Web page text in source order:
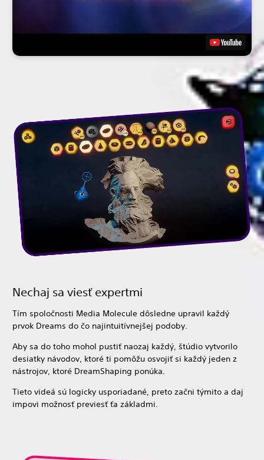
Nechaj sa viesť expertmi
Tím spoločnosti Media Molecule dôsledne upravil každý
prvok Dreams do čo najintuitívnejšej podoby.
Aby sa do toho mohol pustiť naozaj každý, štúdio vytvorilo
desiatky návodov, ktoré ti pomôžu osvojiť si každý jeden z
nástrojov, ktoré DreamShaping ponúka.
Tieto videá sú logicky usporiadané, preto začni týmito a daj
impovi možnosť previesť ťa základmi.